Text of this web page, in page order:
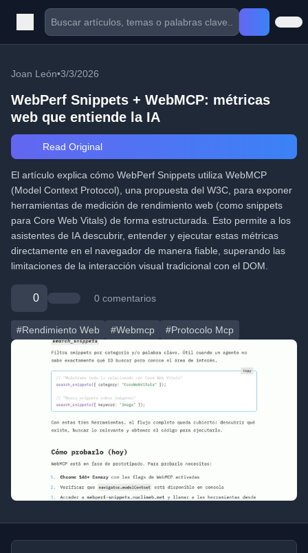
Joan León•3/3/2026
WebPerf Snippets + WebMCP: métricas
web que entiende la IA
Read Original
El artículo explica cómo WebPerf Snippets utiliza WebMCP
(Model Context Protocol), una propuesta del W3C, para exponer
herramientas de medición de rendimiento web (como snippets
para Core Web Vitals) de forma estructurada. Esto permite a los
asistentes de IA descubrir, entender y ejecutar estas métricas
directamente en el navegador de manera fiable, superando las
limitaciones de la interacción visual tradicional con el DOM.
0 0 comentarios
#Rendimiento Web #Webmcp #Protocolo Mcp